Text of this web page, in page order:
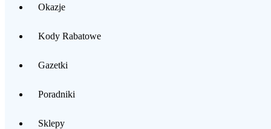
Okazje
Kody Rabatowe
Gazetki
Poradniki
Sklepy